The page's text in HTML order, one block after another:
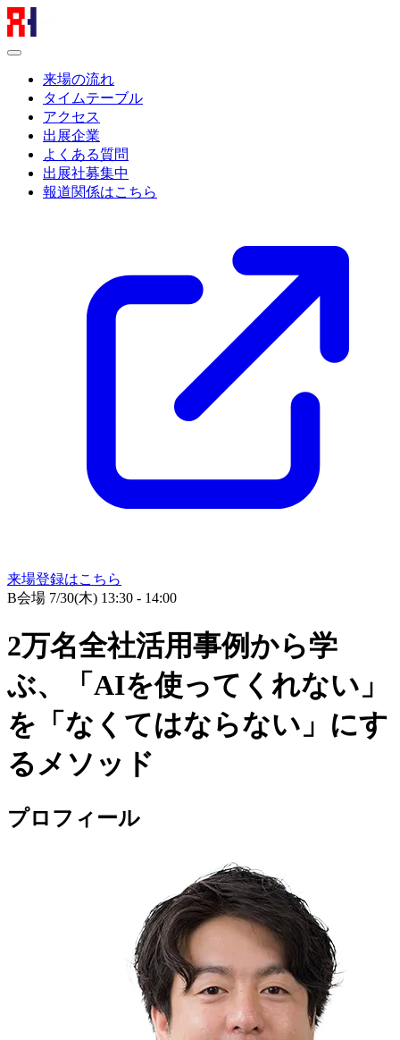
来場の流れ
タイムテーブル
アクセス
出展企業
よくある質問
出展社募集中
報道関係はこちら
来場登録はこちら
B会場 7/30(木) 13:30 - 14:00
2万名全社活用事例から学
ぶ、「AIを使ってくれない」
を「なくてはならない」にす
るメソッド
プロフィール